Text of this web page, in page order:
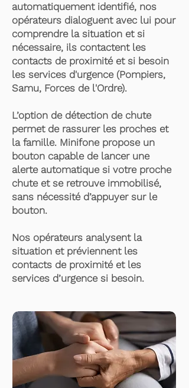
automatiquement identifié, nos
opérateurs dialoguent avec lui pour
comprendre la situation et si
nécessaire, ils contactent les
contacts de proximité et si besoin
les services d'urgence (Pompiers,
Samu, Forces de l'Ordre).
L’option de détection de chute
permet de rassurer les proches et
la famille. Minifone propose un
bouton capable de lancer une
alerte automatique si votre proche
chute et se retrouve immobilisé,
sans nécessité d’appuyer sur le
bouton.
Nos opérateurs analysent la
situation et préviennent les
contacts de proximité et les
services d’urgence si besoin.